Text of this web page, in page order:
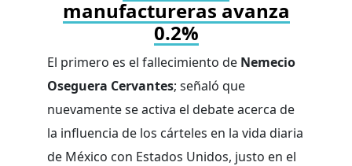
manufactureras avanza
0.2%
El primero es el fallecimiento de Nemecio
Oseguera Cervantes; señaló que
nuevamente se activa el debate acerca de
la influencia de los cárteles en la vida diaria
de México con Estados Unidos, justo en el